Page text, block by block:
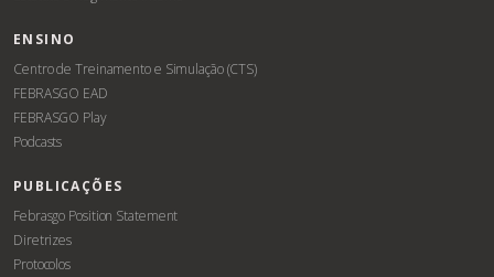
ENSINO
Centro de Treinamento e Simulação (CTS)
FEBRASGO EAD
FEBRASGO Play
Podcasts
PUBLICAÇÕES
Febrasgo Position Statement
Diretrizes
Protocolos